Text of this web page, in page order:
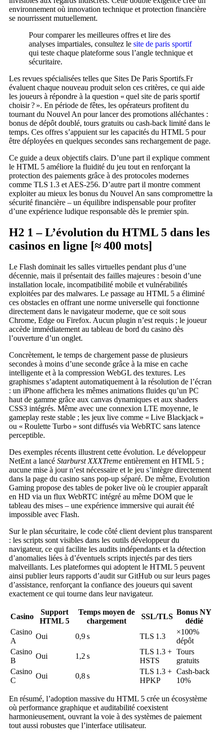
environnement où innovation technique et protection financière
se nourrissent mutuellement.
Pour comparer les meilleures offres et lire des
analyses impartiales, consultez le site de paris sportif
qui teste chaque plateforme sous l’angle technique et
sécuritaire.
Les revues spécialisées telles que Sites De Paris Sportifs.Fr
évaluent chaque nouveau produit selon ces critères, ce qui aide
les joueurs à répondre à la question « quel site de paris sportif
choisir ? ». En période de fêtes, les opérateurs profitent du
tournant du Nouvel An pour lancer des promotions alléchantes :
bonus de dépôt doublé, tours gratuits ou cash‑back limité dans le
temps. Ces offres s’appuient sur les capacités du HTML 5 pour
être déployées en quelques secondes sans rechargement de page.
Ce guide a deux objectifs clairs. D’une part il explique comment
le HTML 5 améliore la fluidité du jeu tout en renforçant la
protection des paiements grâce à des protocoles modernes
comme TLS 1.3 et AES‑256. D’autre part il montre comment
exploiter au mieux les bonus du Nouvel An sans compromettre la
sécurité financière – un équilibre indispensable pour profiter
d’une expérience ludique responsable dès le premier spin.
H2 1 – L’évolution du HTML 5 dans les
casinos en ligne [≈ 400 mots]
Le Flash dominait les salles virtuelles pendant plus d’une
décennie, mais il présentait des failles majeures : besoin d’une
installation locale, incompatibilité mobile et vulnérabilités
exploitées par des malwares. Le passage au HTML 5 a éliminé
ces obstacles en offrant une norme universelle qui fonctionne
directement dans le navigateur moderne, que ce soit sous
Chrome, Edge ou Firefox. Aucun plugin n’est requis ; le joueur
accède immédiatement au tableau de bord du casino dès
l’ouverture d’un onglet.
Concrètement, le temps de chargement passe de plusieurs
secondes à moins d’une seconde grâce à la mise en cache
intelligente et à la compression WebGL des textures. Les
graphismes s’adaptent automatiquement à la résolution de l’écran
: un iPhone affichera les mêmes animations fluides qu’un PC
haut de gamme grâce aux canvas dynamiques et aux shaders
CSS3 intégrés. Même avec une connexion LTE moyenne, le
gameplay reste stable ; les jeux live comme « Live Blackjack »
ou « Roulette Turbo » sont diffusés via WebRTC sans latence
perceptible.
Des exemples récents illustrent cette évolution. Le développeur
NetEnt a lancé Starburst XXXTreme entièrement en HTML 5 ;
aucune mise à jour n’est nécessaire et le jeu s’intègre directement
dans la page du casino sans pop‑up séparé. De même, Evolution
Gaming propose des tables de poker live où le croupier apparaît
en HD via un flux WebRTC intégré au même DOM que le
tableau des mises – une expérience immersive qui aurait été
impossible avec Flash.
Sur le plan sécuritaire, le code côté client devient plus transparent
: les scripts sont visibles dans les outils développeur du
navigateur, ce qui facilite les audits indépendants et la détection
d’anomalies liées à d’éventuels scripts injectés par des tiers
malveillants. Les plateformes qui adoptent le HTML 5 peuvent
ainsi publier leurs rapports d’audit sur GitHub ou sur leurs pages
d’assistance, renforçant la confiance des joueurs qui savent
exactement ce qui tourne dans leur navigateur.
Casino
Support
HTML 5
Temps moyen de
chargement
SSL/TLS
Bonus NY
dédié
Casino
A
Oui 0,9 s TLS 1.3
×100%
dépôt
Casino
B
Oui 1,2 s
TLS 1.3 +
HSTS
Tours
gratuits
Casino
C
Oui 0,8 s
TLS 1.3 +
HPKP
Cash‑back
10%
En résumé, l’adoption massive du HTML 5 crée un écosystème
où performance graphique et auditabilité coexistent
harmonieusement, ouvrant la voie à des systèmes de paiement
tout aussi robustes que l’interface utilisateur.